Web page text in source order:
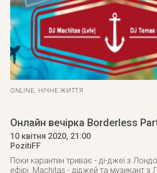
ONLINE, НІЧНЕ ЖИТТЯ
Онлайн вечірка Borderless
10 квітня 2020, 21:00
PozitiFF
Поки карантин триває - ді-джеї з
ефірі. Machitas - діджей та музикант